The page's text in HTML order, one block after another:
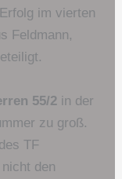
im vierten
Feldmann,
55/2 in der
zu groß.
TF
den